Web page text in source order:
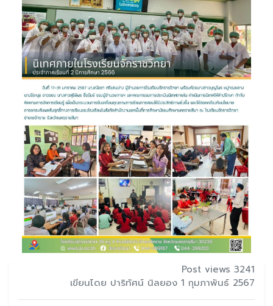
Post views 3241
เขียนโดย ปาริทัศน์ นิลยอง 1 กุมภาพันธ์ 2567